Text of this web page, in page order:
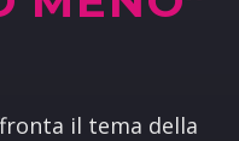
il tema della